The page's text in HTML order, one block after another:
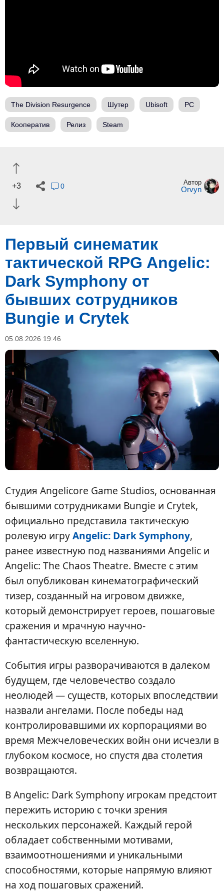
The Division Resurgence Шутер Ubisoft PC
Кооператив Релиз Steam
+3 0 Автор
Orvyn
Первый синематик
тактической RPG Angelic:
Dark Symphony от
бывших сотрудников
Bungie и Crytek
05.08.2026 19:46
Студия Angelicore Game Studios, основанная
бывшими сотрудниками Bungie и Crytek,
официально представила тактическую
ролевую игруAngelic: Dark Symphony,
ранее известную под названиями Angelic и
Angelic: The Chaos Theatre. Вместе с этим
был опубликован кинематографический
тизер, созданный на игровом движке,
который демонстрирует героев, пошаговые
сражения и мрачную научно-
фантастическую вселенную.
События игры разворачиваются в далеком
будущем, где человечество создало
неолюдей — существ, которых впоследствии
назвали ангелами. После победы над
контролировавшими их корпорациями во
время Межчеловеческих войн они исчезли в
глубоком космосе, но спустя два столетия
возвращаются.
В Angelic: Dark Symphony игрокам предстоит
пережить историю с точки зрения
нескольких персонажей. Каждый герой
обладает собственными мотивами,
взаимоотношениями и уникальными
способностями, которые напрямую влияют
на ход пошаговых сражений.